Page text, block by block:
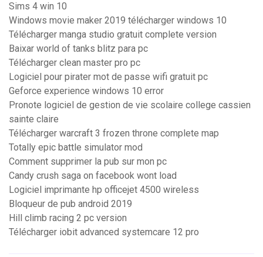
Sims 4 win 10
Windows movie maker 2019 télécharger windows 10
Télécharger manga studio gratuit complete version
Baixar world of tanks blitz para pc
Télécharger clean master pro pc
Logiciel pour pirater mot de passe wifi gratuit pc
Geforce experience windows 10 error
Pronote logiciel de gestion de vie scolaire college cassien
sainte claire
Télécharger warcraft 3 frozen throne complete map
Totally epic battle simulator mod
Comment supprimer la pub sur mon pc
Candy crush saga on facebook wont load
Logiciel imprimante hp officejet 4500 wireless
Bloqueur de pub android 2019
Hill climb racing 2 pc version
Télécharger iobit advanced systemcare 12 pro